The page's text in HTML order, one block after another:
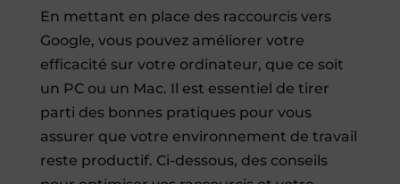
En mettant en place des raccourcis vers
Google, vous pouvez améliorer votre
efficacité sur votre ordinateur, que ce soit
un PC ou un Mac. Il est essentiel de tirer
parti des bonnes pratiques pour vous
assurer que votre environnement de travail
reste productif. Ci-dessous, des conseils